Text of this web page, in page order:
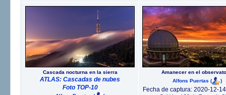
Cascada nocturna en la sierra
ATLAS: Cascadas de nubes
Foto TOP-10
Amanecer en el
Alfons Puertas ( )
Fecha de captura: 2020-12-